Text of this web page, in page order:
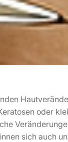
oder
sich auch